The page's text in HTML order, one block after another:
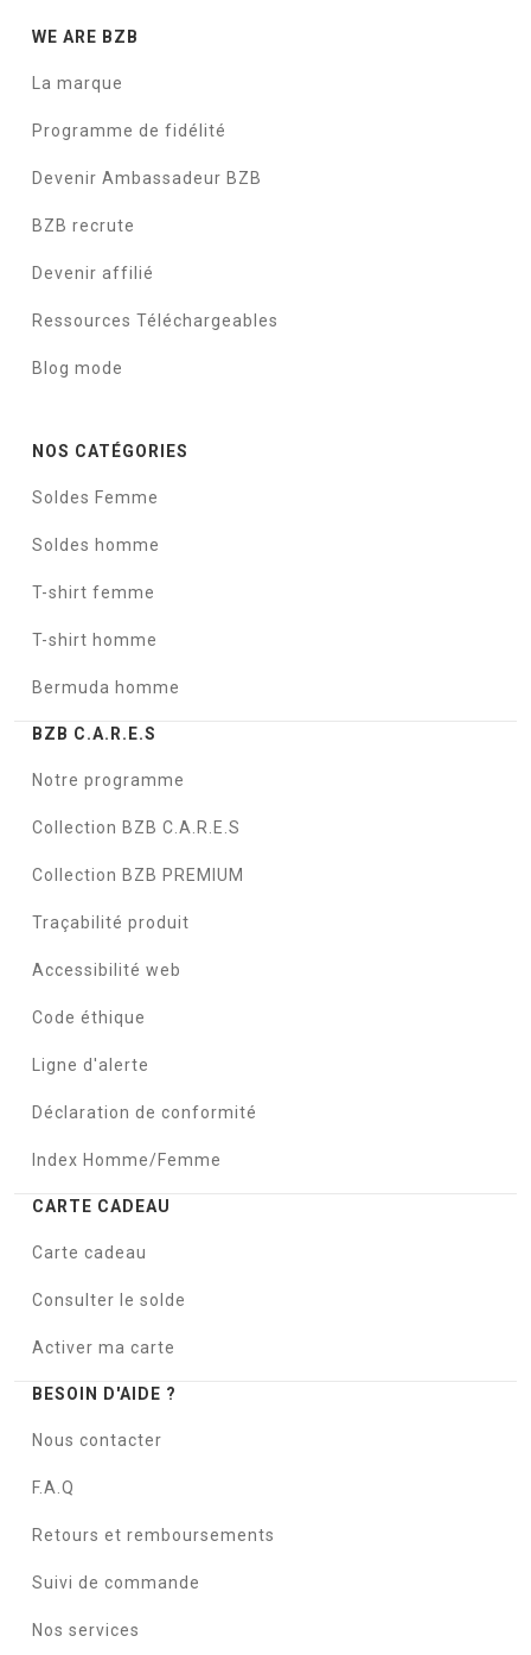
WE ARE BZB
La marque
Programme de fidélité
Devenir Ambassadeur BZB
BZB recrute
Devenir affilié
Ressources Téléchargeables
Blog mode
NOS CATÉGORIES
Soldes Femme
Soldes homme
T-shirt femme
T-shirt homme
Bermuda homme
BZB C.A.R.E.S
Notre programme
Collection BZB C.A.R.E.S
Collection BZB PREMIUM
Traçabilité produit
Accessibilité web
Code éthique
Ligne d'alerte
Déclaration de conformité
Index Homme/Femme
CARTE CADEAU
Carte cadeau
Consulter le solde
Activer ma carte
BESOIN D'AIDE ?
Nous contacter
F.A.Q
Retours et remboursements
Suivi de commande
Nos services